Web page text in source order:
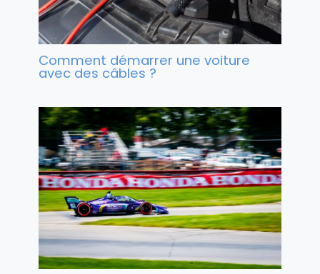
Comment démarrer une voiture
avec des câbles ?